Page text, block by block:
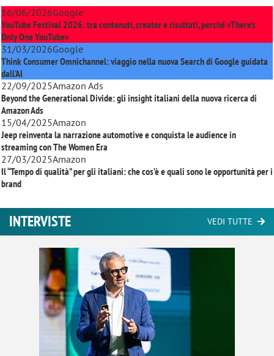
16/06/2026Google
YouTube Festival 2026: tra contenuti, creator e risultati, perché «There’s
Only One YouTube»
31/03/2026Google
Think Consumer Omnichannel: viaggio nella nuova Search di Google guidata
dall'AI
22/09/2025Amazon Ads
Beyond the Generational Divide: gli insight italiani della nuova ricerca di
Amazon Ads
15/04/2025Amazon
Jeep reinventa la narrazione automotive e conquista le audience in
streaming conThe Women Era
27/03/2025Amazon
Il “Tempo di qualità” per gli italiani: che cos’è e quali sono le opportunità per i
brand
INTERVISTE VEDI TUTTE